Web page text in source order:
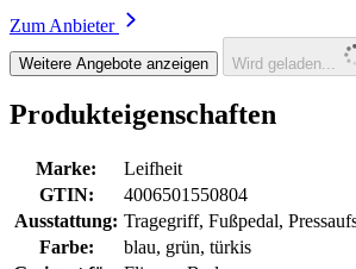
Zum Anbieter
Weitere Angebote anzeigen Wird geladen...
Produkteigenschaften
Marke:
Leifheit
GTIN:
4006501550804
Ausstattung: Tragegriff, Fußpedal,
Farbe:
blau, grün, türkis